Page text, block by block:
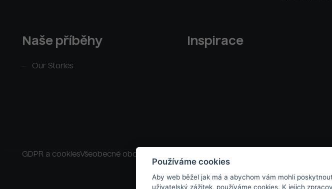
Naše příběhy
Our Stories
Inspirace
GDPR a cookiesVšeobecné obchodní podmínky
Používáme cookies
Aby web běžel jak má a abychom vám mohli
uživatelský zážitek, používáme cookies. K jejich